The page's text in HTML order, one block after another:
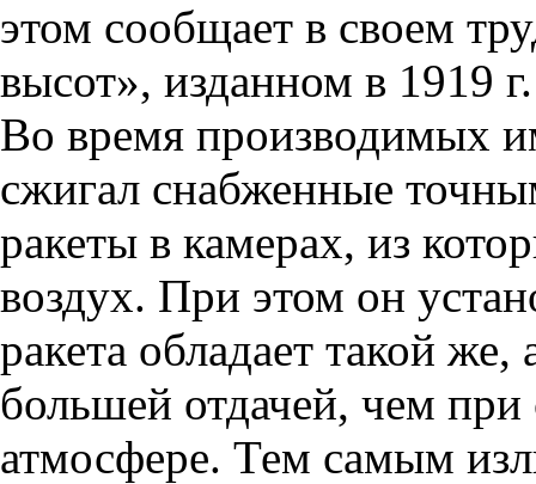
этом сообщает в своем
высот», изданном в 1919
Во время производимых
сжигал снабженные
ракеты в камерах, из
воздух. При этом он
ракета обладает такой
большей отдачей, чем
атмосфере. Тем самым